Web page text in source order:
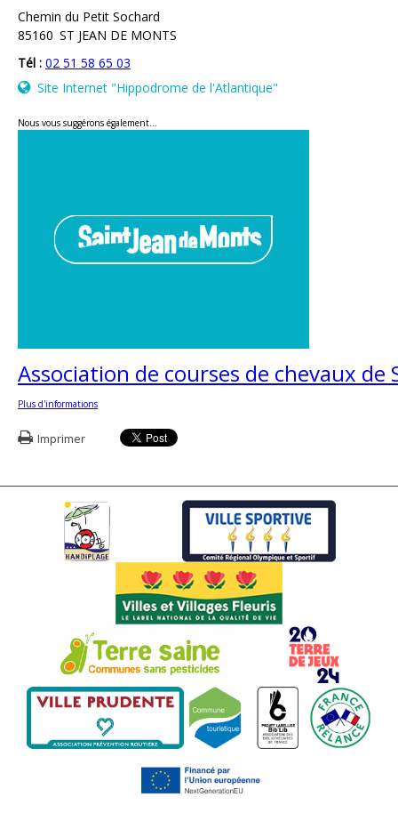
Chemin du Petit Sochard
85160 ST JEAN DE MONTS
Tél : 02 51 58 65 03
Site Internet "Hippodrome de l'Atlantique"
Nous vous suggérons également...
Association de courses de chevaux de
Plus d'informations
Imprimer